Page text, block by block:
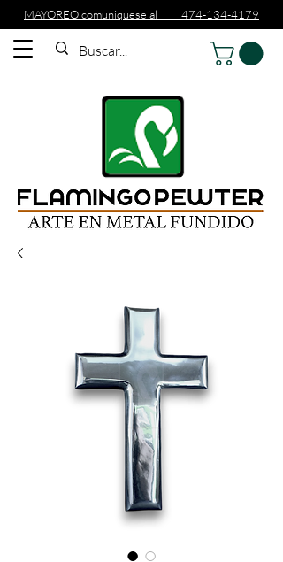
MAYOREO comuniquese al 474-134-4179